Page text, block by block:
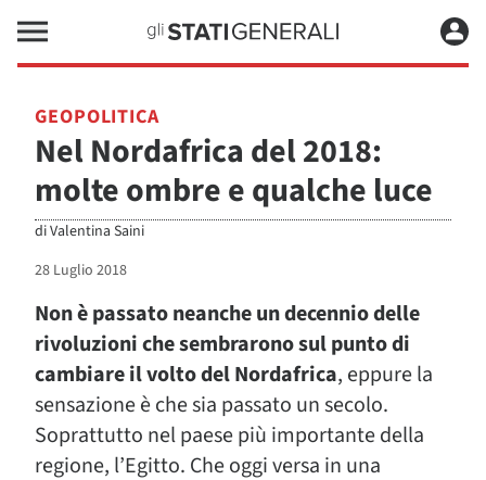
GEOPOLITICA
Nel Nordafrica del 2018:
molte ombre e qualche luce
diValentina Saini
28 Luglio 2018
Non è passato neanche un decennio delle
rivoluzioni che sembrarono sul punto di
cambiare il volto del Nordafrica, eppure la
sensazione è che sia passato un secolo.
Soprattutto nel paese più importante della
regione, l’Egitto. Che oggi versa in una